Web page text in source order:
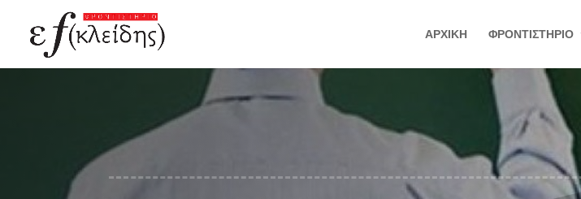
ΑΡΧΙΚΗ ΦΡΟΝΤΙΣΤΗΡΙΟ